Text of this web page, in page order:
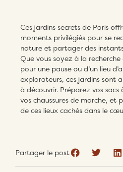
Ces jardins secrets de Paris
moments privilégiés pour se
nature et partager des
Que vous soyez à la recherche
pour une pause ou d’un lieu
explorateurs, ces jardins sont
à découvrir. Préparez vos
vos chaussures de marche, et
de ces lieux cachés dans le
Partager le post